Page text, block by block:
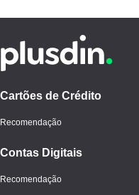
Cartões de Crédito
Recomendação
Contas Digitais
Recomendação